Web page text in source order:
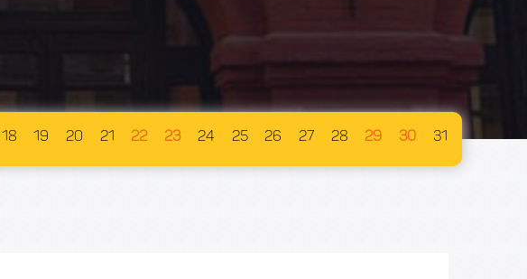
18 19 20 21 22 23 24 25 26 27 28 29 30 31